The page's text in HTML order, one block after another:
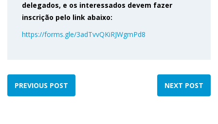
delegados, e os interessados devem fazer
inscrição pelo link abaixo:
https://forms.gle/3adTvvQKiRJWgmPd8
PREVIOUS POST NEXT POST